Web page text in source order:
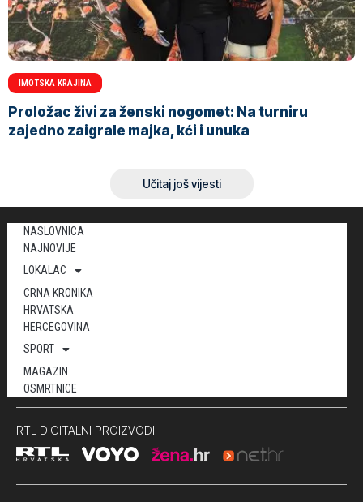
IMOTSKA KRAJINA
Proložac živi za ženski nogomet: Na turniru
zajedno zaigrale majka, kći i unuka
Učitaj još vijesti
NASLOVNICA
NAJNOVIJE
LOKALAC
CRNA KRONIKA
HRVATSKA
HERCEGOVINA
SPORT
MAGAZIN
OSMRTNICE
RTL DIGITALNI PROIZVODI